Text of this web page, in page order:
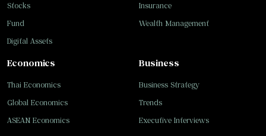
Stocks
Fund
Digital Assets
Insurance
Wealth Management
Business
Business Strategy
Trends
Executive Interviews
Economics
Thai Economics
Global Economics
ASEAN Economics